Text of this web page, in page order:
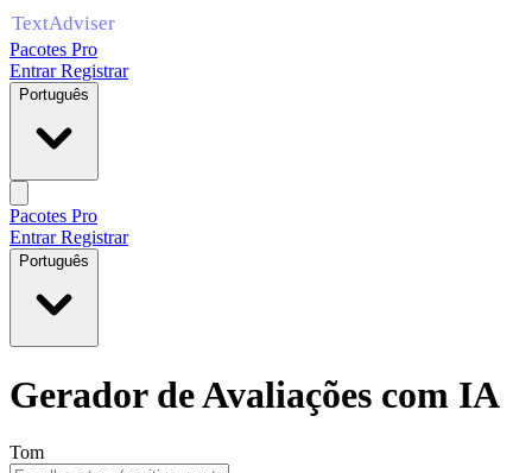
Pacotes Pro
EntrarRegistrar
Português
Pacotes Pro
EntrarRegistrar
Português
Gerador de Avaliações com IA
Tom